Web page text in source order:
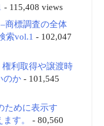
- 115,408 views
–商標調査の全体
索vol.1 - 102,047
利取得や譲渡時
のか- 101,545
めに表示す
す。
- 80,560